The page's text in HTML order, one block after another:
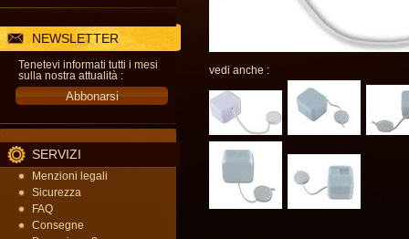
NEWSLETTER
Tenetevi informati tutti i mesi
sulla nostra attualità :
SERVIZI
Menzioni legali
Sicurezza
FAQ
Consegne
vedi anche :